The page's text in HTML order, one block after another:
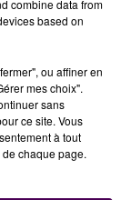
B Fest' 2026 !
combine data from
based on
ou affiner en
mes choix".
sans
ce site. Vous
à tout
chaque page.